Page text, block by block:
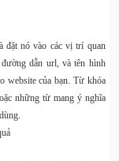
đặt nó vào các vị trí quan
dẫn url, và tên hình
website của bạn. Từ khóa
những từ mang ý nghĩa